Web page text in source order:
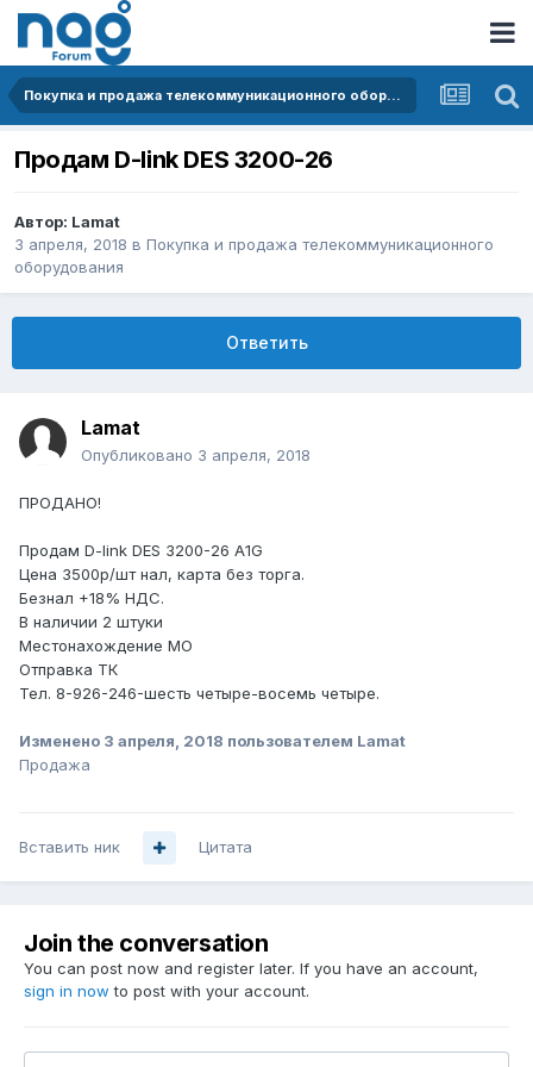
Покупка и продажа телекоммуникационного оборудования
Продам D-link DES 3200-26
Автор: Lamat
3 апреля, 2018 в Покупка и продажа телекоммуникационного
оборудования
Ответить
Lamat
Опубликовано 3 апреля, 2018
ПРОДАНО!
Продам D-link DES 3200-26 A1G
Цена 3500р/шт нал, карта без торга.
Безнал +18% НДС.
В наличии 2 штуки
Местонахождение МО
Отправка ТК
Тел. 8-926-246-шесть четыре-восемь четыре.
Изменено 3 апреля, 2018 пользователем Lamat
Продажа
Вставить ник Цитата
Join the conversation
You can post now and register later. If you have an account,
sign in now to post with your account.